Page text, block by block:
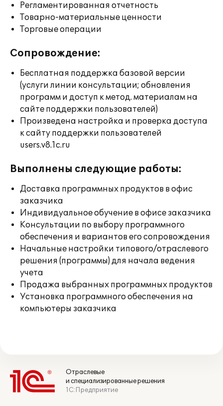
Регламентированная отчетность
Товарно-материальные ценности
Торговые операции
Сопровождение:
Бесплатная поддержка базовой версии
(услуги линии консультации; обновления
программ и доступ к метод. материалам на
сайте поддержки пользователей)
Произведена настройка и проверка доступа
к сайту поддержки пользователей
users.v8.1c.ru
Выполнены следующие работы:
Доставка программных продуктов в офис
заказчика
Индивидуальное обучение в офисе заказчика
Консультации по выбору программного
обеспечения и вариантов его сопровождения
Начальные настройки типового/отраслевого
решения (программы) для начала ведения
учета
Продажа выбранных программных продуктов
Установка программного обеспечения на
компьютеры заказчика
Отраслевые
и специализированные решения
1С:Предприятие